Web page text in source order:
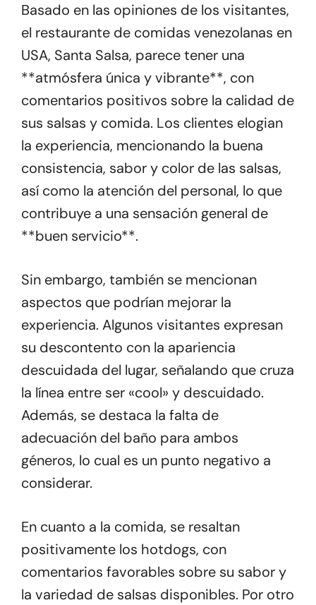
Basado en las opiniones de los visitantes,
el restaurante de comidas venezolanas en
USA, Santa Salsa, parece tener una
**atmósfera única y vibrante**, con
comentarios positivos sobre la calidad de
sus salsas y comida. Los clientes elogian
la experiencia, mencionando la buena
consistencia, sabor y color de las salsas,
así como la atención del personal, lo que
contribuye a una sensación general de
**buen servicio**.
Sin embargo, también se mencionan
aspectos que podrían mejorar la
experiencia. Algunos visitantes expresan
su descontento con la apariencia
descuidada del lugar, señalando que cruza
la línea entre ser «cool» y descuidado.
Además, se destaca la falta de
adecuación del baño para ambos
géneros, lo cual es un punto negativo a
considerar.
En cuanto a la comida, se resaltan
positivamente los hotdogs, con
comentarios favorables sobre su sabor y
la variedad de salsas disponibles. Por otro